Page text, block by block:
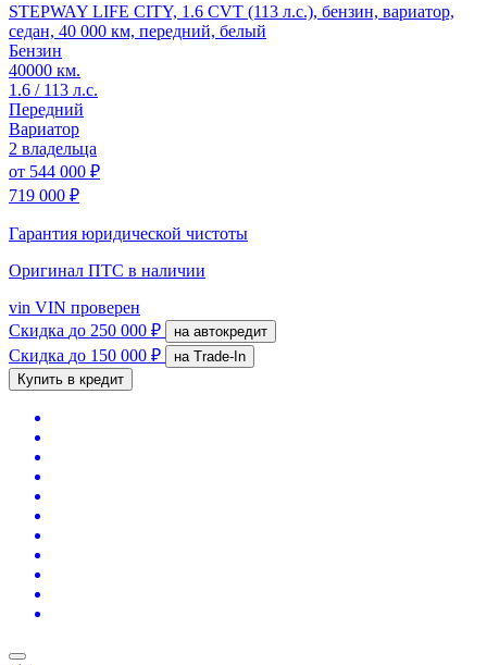
STEPWAY LIFE CITY, 1.6 CVT (113 л.с.), бензин, вариатор,
седан, 40 000 км, передний, белый
Бензин
40000 км.
1.6 / 113 л.с.
Передний
Вариатор
2 владельца
от 544 000 ₽
719 000 ₽
Гарантия юридической чистоты
Оригинал ПТС в наличии
vin VIN проверен
Скидка до 250 000 ₽ на автокредит
Скидка до 150 000 ₽
на Trade-In
Купить в кредит